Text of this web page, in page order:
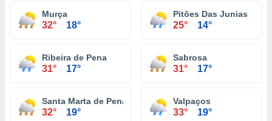
Murça
32° 18°
Pitões Das Junias
25° 14°
Ribeira de Pena
31° 17°
Sabrosa
31° 17°
Santa Marta de Penaguião
32° 19°
Valpaços
33° 19°